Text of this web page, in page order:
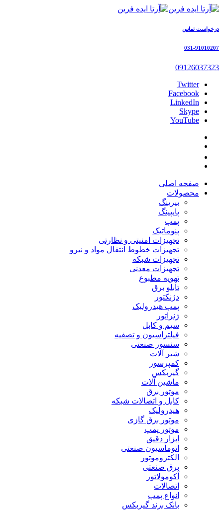
درخواست تماس
031-91010207
09126037323
Twitter
Facebook
LinkedIn
Skype
YouTube
صفحه اصلی
محصولات
بیرینگ
پایپینگ
پمپ
پنوماتیک
تجهیزات امنیتی و نظارتی
تجهیزات خطوط انتقال مواد و نیرو
تجهیزات شبکه
تجهیزات معدنی
تهویه مطبوع
تابلو برق
دژنکتور
پمپ هیدرولیک
ژنراتور
سیم و کابل
فیلتراسیون و تصفیه
سنسور صنعتی
شیر آلات
کمپرسور
گیربکس
ماشین آلات
موتور برق
کابل و اتصالات شبکه
هیدرولیک
موتور برق گازی
موتور پمپ
ابزار دقیق
اتوماسیون صنعتی
الکتروموتور
برق صنعتی
آکومولاتور
اتصالات
انواع پمپ
بانک برند گیربکس